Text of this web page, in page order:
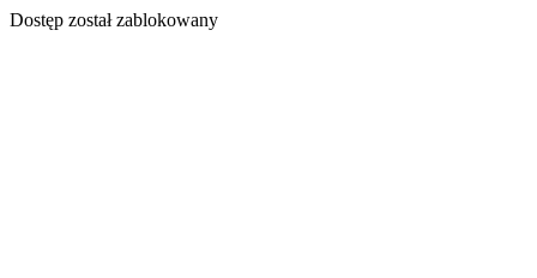
Dostęp został zablokowany